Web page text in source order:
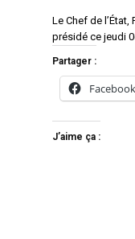
Le Chef de
présidé ce jeudi
Partager :
Facebook
J’aime ça :